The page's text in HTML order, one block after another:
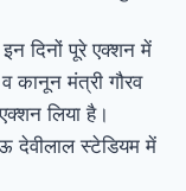
दिनों पूरे एक्शन में
कानून मंत्री गौरव
लिया है।
देवीलाल स्टेडियम में